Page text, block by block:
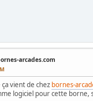
arcades.com
ça vient de chez bornes-
logiciel pour cette borne,